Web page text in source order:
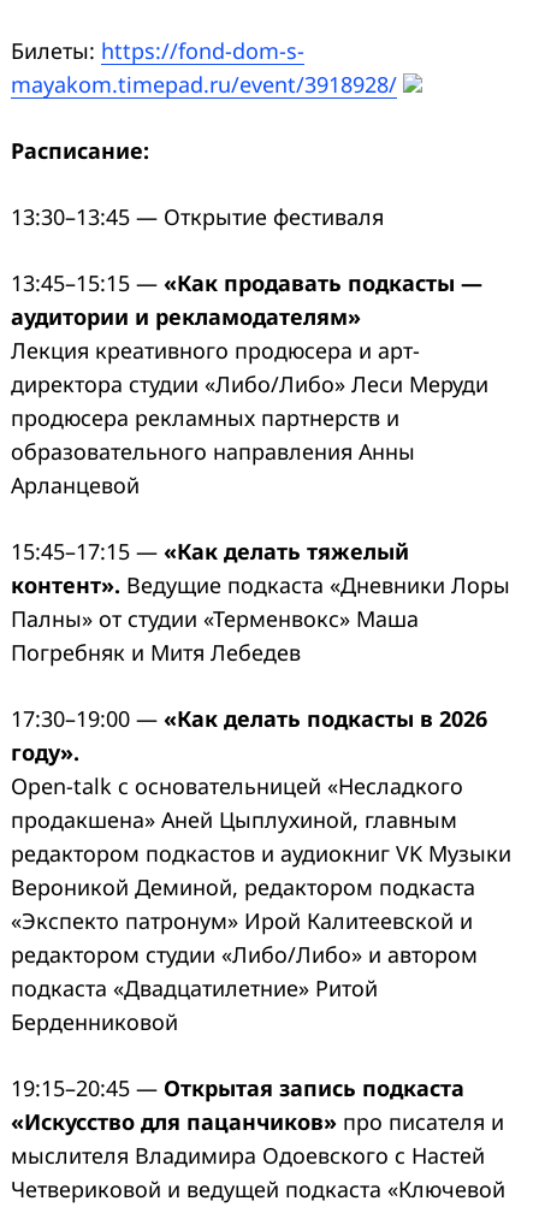
Билеты: https://fond-dom-s-
mayakom.timepad.ru/event/3918928/
Расписание:
13:30–13:45 — Открытие фестиваля
13:45–15:15 — «Как продавать подкасты —
аудитории и рекламодателям»
Лекция креативного продюсера и арт-
директора студии «Либо/Либо» Леси Меруди
продюсера рекламных партнерств и
образовательного направления Анны
Арланцевой
15:45–17:15 — «Как делать тяжелый
контент». Ведущие подкаста «Дневники Лоры
Палны» от студии «Терменвокс» Маша
Погребняк и Митя Лебедев
17:30–19:00 — «Как делать подкасты в 2026
году».
Open-talk с основательницей «Несладкого
продакшена» Аней Цыплухиной, главным
редактором подкастов и аудиокниг VK Музыки
Вероникой Деминой, редактором подкаста
«Экспекто патронум» Ирой Калитеевской и
редактором студии «Либо/Либо» и автором
подкаста «Двадцатилетние» Ритой
Берденниковой
19:15–20:45 — Открытая запись подкаста
«Искусство для пацанчиков» про писателя и
мыслителя Владимира Одоевского с Настей
Четвериковой и ведущей подкаста «Ключевой